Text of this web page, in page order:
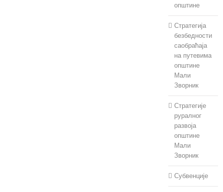
општине
Стратегија
безбедности
саобраћаја
на путевима
општине
Мали
Зворник
Стратегије
руралног
развоја
општине
Мали
Зворник
Субвенције